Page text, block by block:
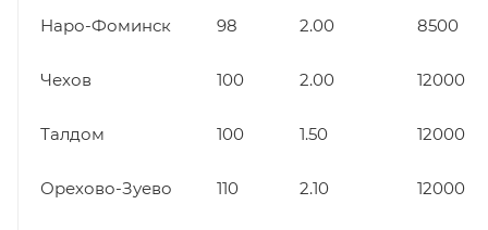
Наро-Фоминск 98 2.00 8500
Чехов 100 2.00 12000
Талдом 100 1.50 12000
Орехово-Зуево 110 2.10 12000